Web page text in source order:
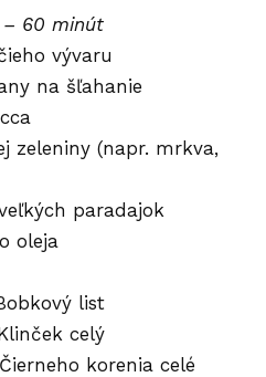
– 60 minút
vývaru
na šľahanie
zeleniny (napr. mrkva,
paradajok
oleja
list
celý
korenia celé